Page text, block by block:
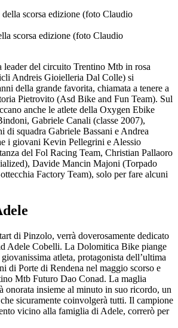
scorsa edizione (foto Claudio
del circuito Trentino Mtb in rosa
Andreis Gioielleria Dal Colle) si
della grande favorita, chiamata a tenere a
Pietrovito (Asd Bike and Fun Team). Sul
anche le atlete della Oxygen Ebike
Gabriele Canali (classe 2007),
di squadra Gabriele Bassani e Andrea
i giovani Kevin Pellegrini e Alessio
del Fol Racing Team, Christian Pallaoro
Davide Mancin Majoni (Torpado
Factory Team), solo per fare alcuni
di Pinzolo, verrà doverosamente dedicato
Adele Cobelli. La Dolomitica Bike piange
atleta, protagonista dell’ultima
di Porte di Rendena nel maggio scorso e
Mtb Futuro Dao Conad. La maglia
onorata insieme al minuto in suo ricordo, un
sicuramente coinvolgerà tutti. Il campione
vicino alla famiglia di Adele, correrò per